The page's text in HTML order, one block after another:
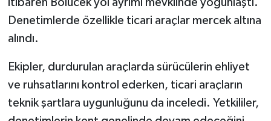
Denetimlerde özellikle ticari araçlar mercek altına
alındı.
Ekipler, durdurulan araçlarda sürücülerin ehliyet
ve ruhsatlarını kontrol ederken, ticari araçların
teknik şartlara uygunluğunu da inceledi. Yetkililer,